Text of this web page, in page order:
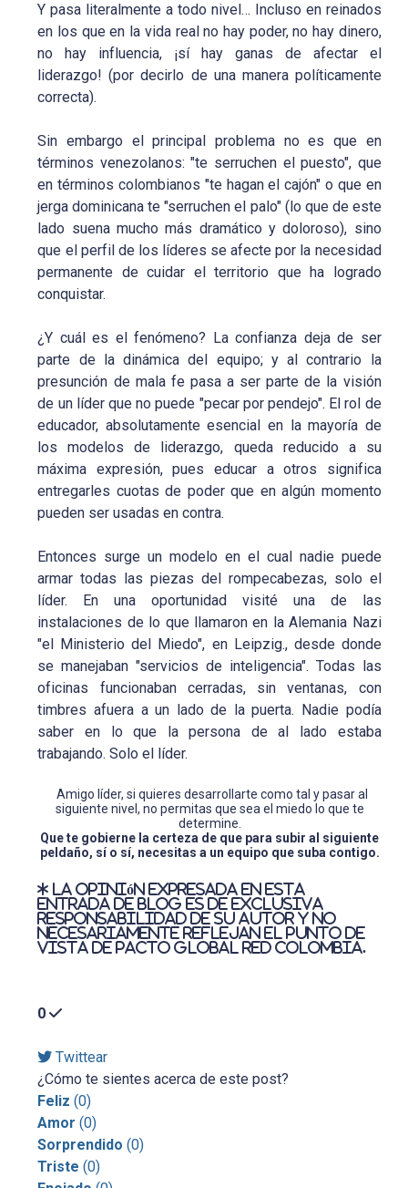
Y pasa literalmente a todo nivel… Incluso en reinados
en los que en la vida real no hay poder, no hay dinero,
no hay influencia, ¡sí hay ganas de afectar el
liderazgo! (por decirlo de una manera políticamente
correcta).
Sin embargo el principal problema no es que en
términos venezolanos: "te serruchen el puesto", que
en términos colombianos "te hagan el cajón" o que en
jerga dominicana te "serruchen el palo" (lo que de este
lado suena mucho más dramático y doloroso), sino
que el perfil de los líderes se afecte por la necesidad
permanente de cuidar el territorio que ha logrado
conquistar.
¿Y cuál es el fenómeno? La confianza deja de ser
parte de la dinámica del equipo; y al contrario la
presunción de mala fe pasa a ser parte de la visión
de un líder que no puede "pecar por pendejo". El rol de
educador, absolutamente esencial en la mayoría de
los modelos de liderazgo, queda reducido a su
máxima expresión, pues educar a otros significa
entregarles cuotas de poder que en algún momento
pueden ser usadas en contra.
Entonces surge un modelo en el cual nadie puede
armar todas las piezas del rompecabezas, solo el
líder. En una oportunidad visité una de las
instalaciones de lo que llamaron en la Alemania Nazi
"el Ministerio del Miedo", en Leipzig., desde donde
se manejaban "servicios de inteligencia". Todas las
oficinas funcionaban cerradas, sin ventanas, con
timbres afuera a un lado de la puerta. Nadie podía
saber en lo que la persona de al lado estaba
trabajando. Solo el líder.
Amigo líder, si quieres desarrollarte como tal y pasar al
siguiente nivel, no permitas que sea el miedo lo que te
determine.
Que te gobierne la certeza de que para subir al siguiente
peldaño, sí o sí, necesitas a un equipo que suba contigo.
La opinión expresada en esta
entrada de blog es de exclusiva
responsabilidad de su autor y no
necesariamente reflejan el punto de
vista de Pacto Global Red Colombia.
0
Twittear
¿Cómo te sientes acerca de este post?
Feliz (0)
Amor (0)
Sorprendido (0)
Triste (0)